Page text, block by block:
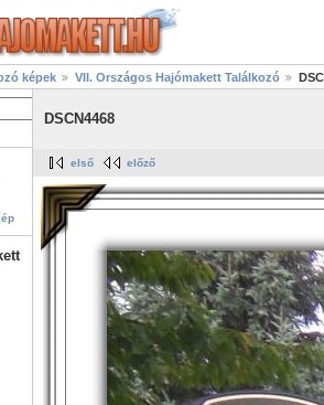
képek VII. Országos Hajómakett Találkozó
DSCN4468
első előző